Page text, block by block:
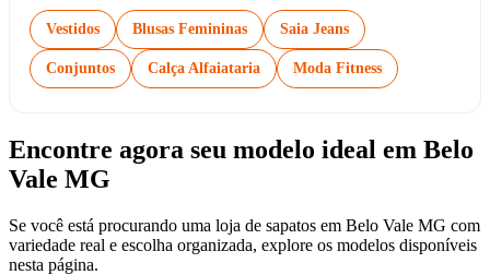
Vestidos Blusas Femininas Saia Jeans
Conjuntos Calça Alfaiataria Moda Fitness
Encontre agora seu modelo ideal em Belo
Vale MG
Se você está procurando uma loja de sapatos em Belo Vale MG com
variedade real e escolha organizada, explore os modelos disponíveis
nesta página.